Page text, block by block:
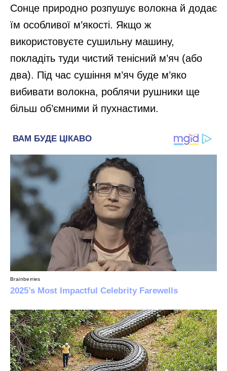
Сонце природно розпушує волокна й додає
їм особливої м’якості. Якщо ж
використовуєте сушильну машину,
покладіть туди чистий тенісний м’яч (або
два). Під час сушіння м’яч буде м’яко
вибивати волокна, роблячи рушники ще
більш об’ємними й пухнастими.